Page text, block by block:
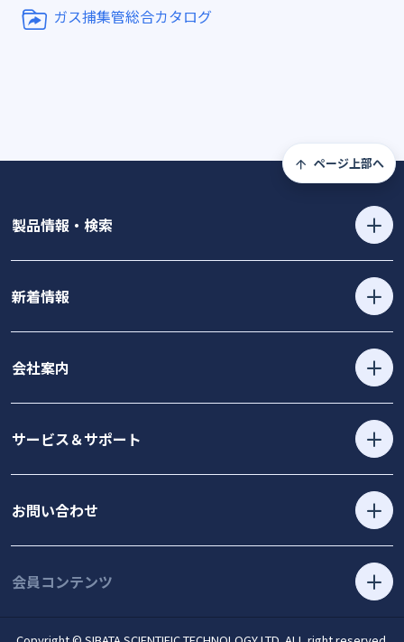
ガス捕集管総合カタログ
ページ上部へ
製品情報・検索
新着情報
会社案内
サービス＆サポート
お問い合わせ
会員コンテンツ